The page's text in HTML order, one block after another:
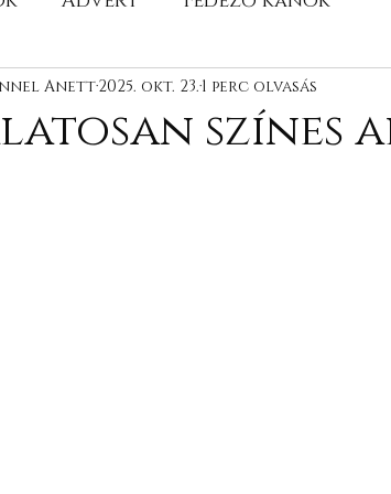
bemutatása Fotózások
színes
Anett2025. okt. 23. 1 perc olvasás